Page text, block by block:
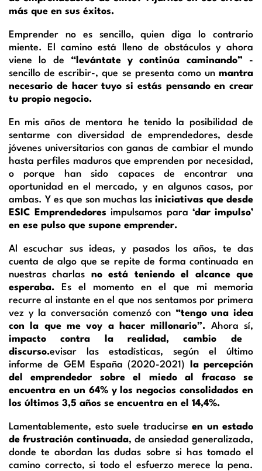
n
más que en sus éxitos.
Emprender no es sencillo, quien diga lo contrario
miente. El camino está lleno de obstáculos y ahora
viene lo de “levántate y continúa caminando” -
sencillo de escribir-, que se presenta como un mantra
necesario de hacer tuyo si estás pensando en crear
tu propio negocio.
En mis años de mentora he tenido la posibilidad de
sentarme con diversidad de emprendedores, desde
jóvenes universitarios con ganas de cambiar el mundo
hasta perfiles maduros que emprenden por necesidad,
o porque han sido capaces de encontrar una
oportunidad en el mercado, y en algunos casos, por
ambas. Y es que son muchas las iniciativas que desde
ESIC Emprendedores impulsamos para ‘dar impulso’
en ese pulso que supone emprender.
Al escuchar sus ideas, y pasados los años, te das
cuenta de algo que se repite de forma continuada en
nuestras charlas no está teniendo el alcance que
esperaba. Es el momento en el que mi memoria
recurre al instante en el que nos sentamos por primera
vez y la conversación comenzó con “tengo una idea
con la que me voy a hacer millonario”. Ahora sí,
impacto contra la realidad, cambio de
discurso.evisar las estadísticas, según el último
informe de GEM España (2020-2021)
la percepción
del emprendedor sobre el miedo al fracaso se
encuentra en un 64% y los negocios consolidados en
los últimos 3,5 años se encuentra en el 14,4%.
Lamentablemente, esto suele traducirse en un estado
de frustración continuada, de ansiedad generalizada,
donde te abordan las dudas sobre si has tomado el
camino correcto, si todo el esfuerzo merece la pena.